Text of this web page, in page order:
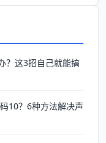
？这3招自己就能搞
10？6种方法解决声